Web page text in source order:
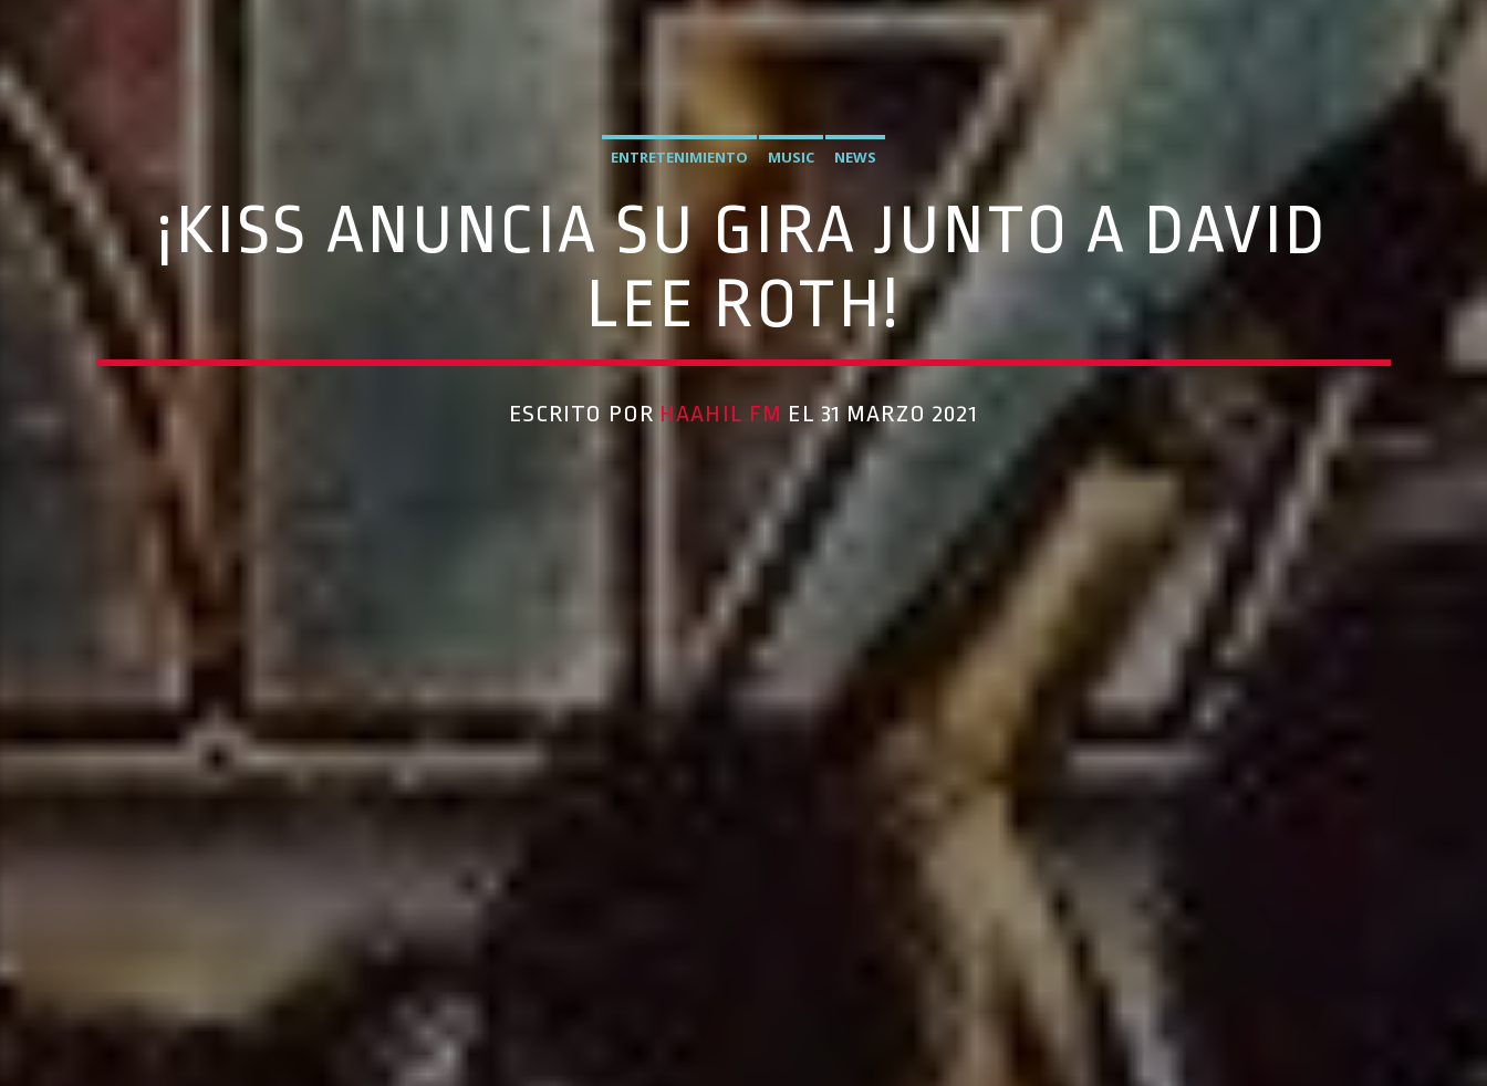
ENTRETENIMIENTO MUSIC NEWS
¡KISS ANUNCIA SU GIRA JUNTO A DAVID
LEE ROTH!
ESCRITO POR HAAHIL FM EL 31 MARZO 2021